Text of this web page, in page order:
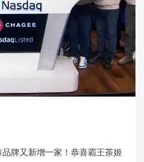
牌又新增一家！恭喜霸王茶姬